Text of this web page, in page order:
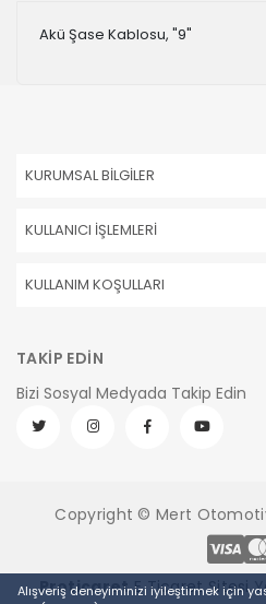
Akü Şase Kablosu, "9"
Alışveriş deneyiminizi iyileştirmek için
KURUMSAL BİLGİLER
KULLANICI İŞLEMLERİ
KULLANIM KOŞULLARI
TAKİP EDİN
Bizi Sosyal Medyada Takip Edin
Copyright © Mert Otomotiv
Pro ticaret E Ticaret Sitesi